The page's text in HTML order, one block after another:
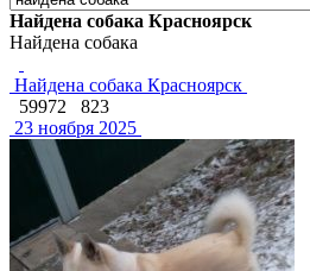
Найдена собака Красноярск
Найдена собака
Найдена собака Красноярск
59972
823
23 ноября 2025